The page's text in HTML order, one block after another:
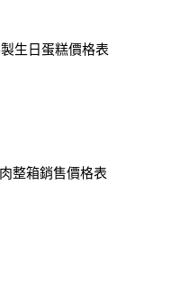
生日蛋糕價格表
整箱銷售價格表